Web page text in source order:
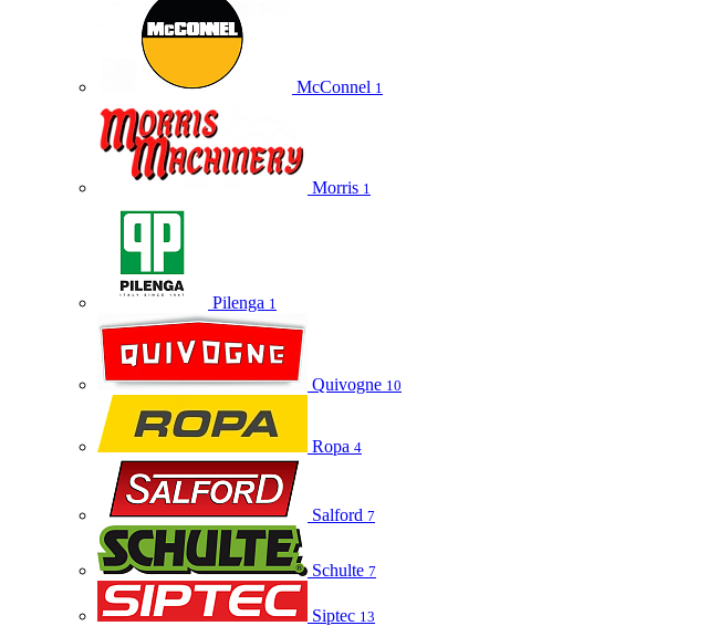
McConnel 1
Morris 1
Pilenga 1
Quivogne 10
Ropa 4
Salford 7
Schulte 7
Siptec 13